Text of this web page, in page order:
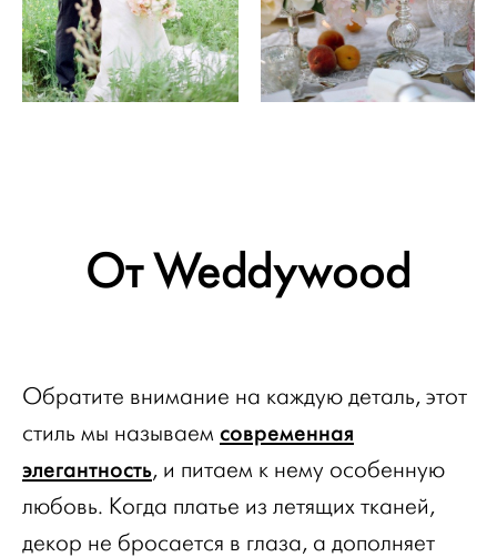
От Weddywood
Обратите внимание на каждую деталь, этот
стиль мы называем современная
элегантность, и питаем к нему особенную
любовь. Когда платье из летящих тканей,
декор не бросается в глаза, а дополняет